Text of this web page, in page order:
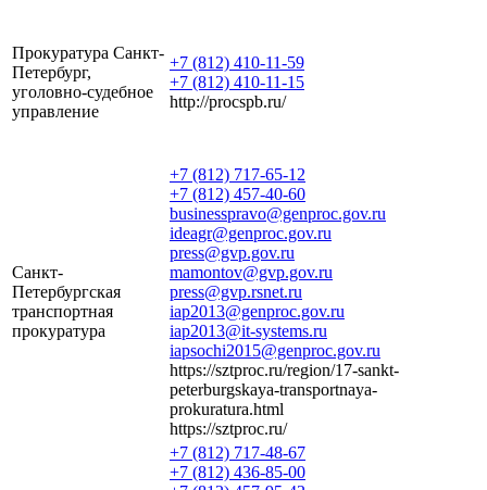
Прокуратура Санкт-
Петербург,
уголовно-судебное
управление
+7 (812) 410-11-59
+7 (812) 410-11-15
http://procspb.ru/
Санкт-
Петербургская
транспортная
прокуратура
+7 (812) 717-65-12
+7 (812) 457-40-60
businesspravo@genproc.gov.ru
ideagr@genproc.gov.ru
press@gvp.gov.ru
mamontov@gvp.gov.ru
press@gvp.rsnet.ru
iap2013@genproc.gov.ru
iap2013@it-systems.ru
iapsochi2015@genproc.gov.ru
https://sztproc.ru/region/17-sankt-
peterburgskaya-transportnaya-
prokuratura.html
https://sztproc.ru/
+7 (812) 717-48-67
+7 (812) 436-85-00